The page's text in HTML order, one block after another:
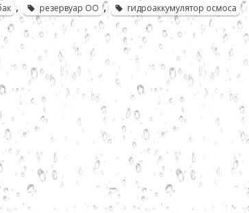
, резервуар ОО , гидроаккумулятор осмоса